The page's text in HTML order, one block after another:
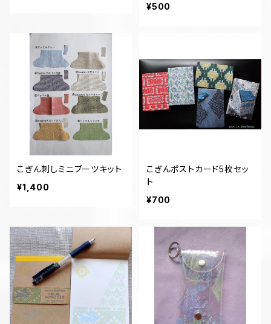
¥500
こぎん刺しミニブーツキット
¥1,400
こぎんポストカード5枚セッ
ト
¥700